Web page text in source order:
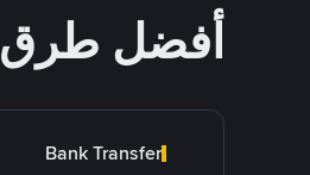
أفضل طرق
Bank Transfer